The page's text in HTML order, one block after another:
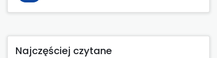
Najczęściej czytane